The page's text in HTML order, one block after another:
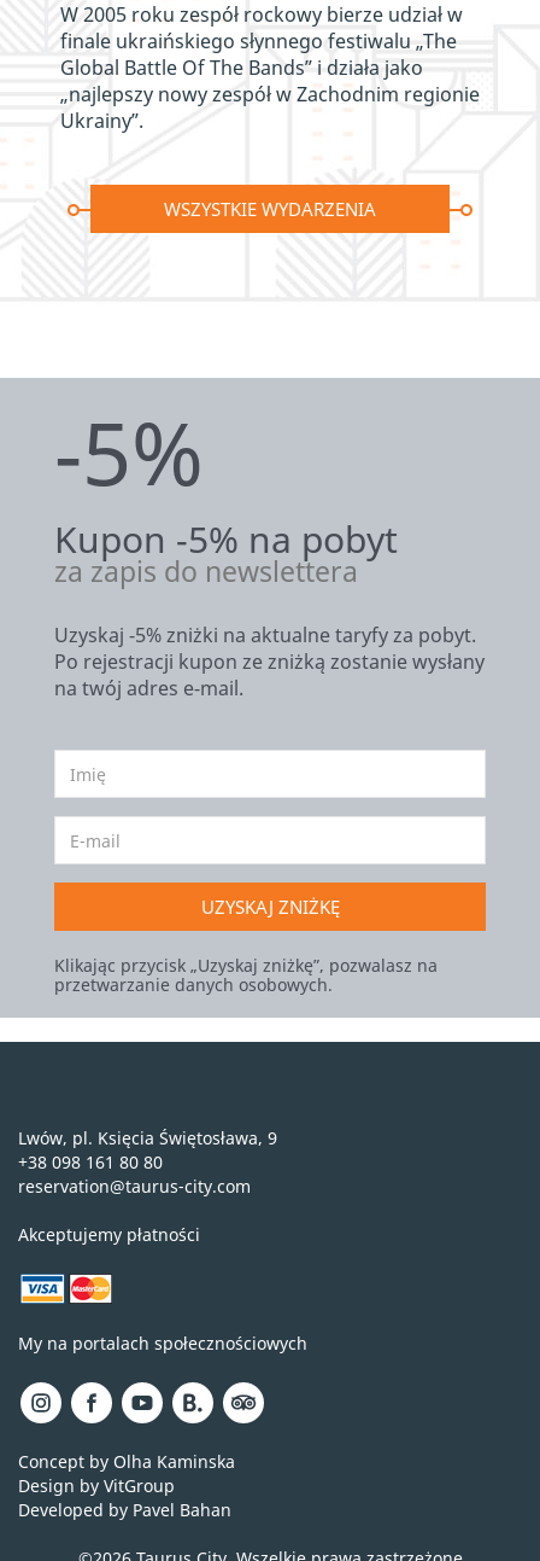
W 2005 roku zespół rockowy bierze udział w
finale ukraińskiego słynnego festiwalu „The
Global Battle Of The Bands” i działa jako
„najlepszy nowy zespół w Zachodnim regionie
Ukrainy”.
WSZYSTKIE WYDARZENIA
-5%
Kupon -5% na pobyt
za zapis do newslettera
Uzyskaj -5% zniżki na aktualne taryfy za pobyt.
Po rejestracji kupon ze zniżką zostanie wysłany
na twój adres e-mail.
UZYSKAJ ZNIŻKĘ
Klikając przycisk „Uzyskaj zniżkę”, pozwalasz na
przetwarzanie danych osobowych.
Lwów, pl. Księcia Świętosława, 9
+38 098 161 80 80
reservation@taurus-city.com
Akceptujemy płatności
My na portalach społecznościowych
Concept by Olha Kaminska
Design by VitGroup
Developed by Pavel Bahan